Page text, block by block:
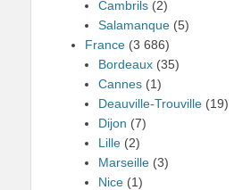
Cambrils (2)
Salamanque (5)
France (3 686)
Bordeaux (35)
Cannes (1)
Deauville-Trouville (19)
Dijon (7)
Lille (2)
Marseille (3)
Nice (1)